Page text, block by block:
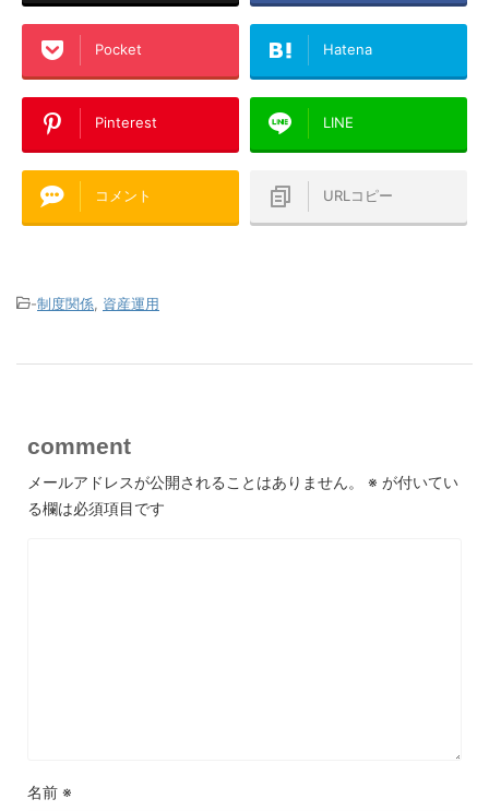
Pocket Hatena
Pinterest LINE
コメント URLコピー
-制度関係 資産運用
comment
メールアドレスが公開されることはありません。 ※ が付いてい
る欄は必須項目です
名前 ※